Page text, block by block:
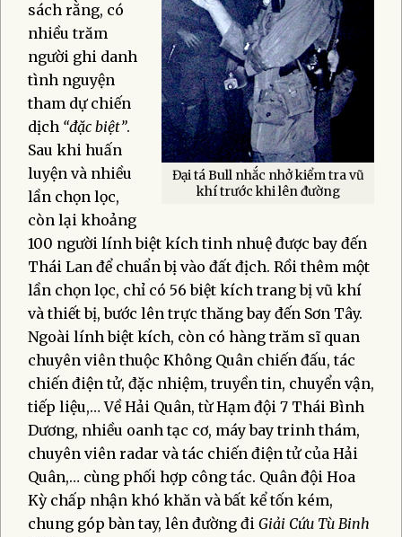
Đại tá Bull nhắc nhở kiểm tra vũ
khí trước khi lên đường
sách rằng, có
nhiều trăm
người ghi danh
tình nguyện
tham dự chiến
dịch “đặc biệt”.
Sau khi huấn
luyện và nhiều
lần chọn lọc,
còn lại khoảng
100 người lính biệt kích tinh nhuệ được bay đến
Thái Lan để chuẩn bị vào đất địch. Rồi thêm một
lần chọn lọc, chỉ có 56 biệt kích trang bị vũ khí
và thiết bị, bước lên trực thăng bay đến Sơn Tây.
Ngoài lính biệt kích, còn có hàng trăm sĩ quan
chuyên viên thuộc Không Quân chiến đấu, tác
chiến điện tử, đặc nhiệm, truyền tin, chuyển vận,
tiếp liệu,… Về Hải Quân, từ Hạm đội 7 Thái Bình
Dương, nhiều oanh tạc cơ, máy bay trinh thám,
chuyên viên radar và tác chiến điện tử của Hải
Quân,… cùng phối hợp công tác. Quân đội Hoa
Kỳ chấp nhận khó khăn và bất kể tốn kém,
chung góp bàn tay, lên đường đi Giải Cứu Tù Binh